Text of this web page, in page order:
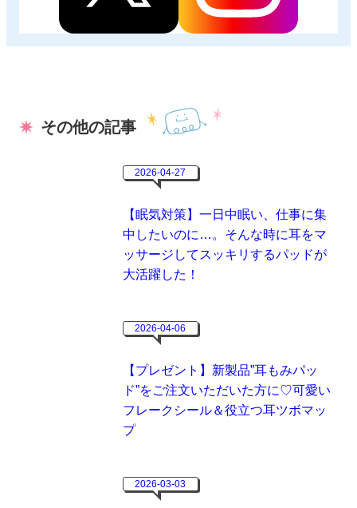
その他の記事
2026-04-27
【眠気対策】一日中眠い、仕事に集
中したいのに…。そんな時に耳をマ
ッサージしてスッキリするパッドが
大活躍した！
2026-04-06
【プレゼント】新製品”耳もみパッ
ド”をご注文いただいた方に♡可愛い
フレークシール＆役立つ耳ツボマッ
プ
2026-03-03